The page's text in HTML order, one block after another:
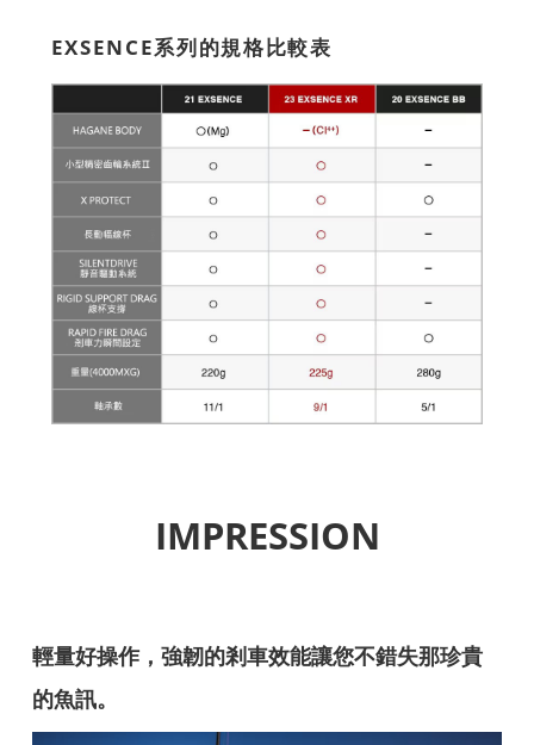
EXSENCE系列的規格比較表
IMPRESSION
輕量好操作，強韌的剎車效能讓您不錯失那珍貴
的魚訊。